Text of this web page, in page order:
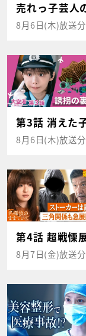
売れっ子芸人
8月6日(木)放送分
第3話 消えた
8月6日(木)放送分
第4話 超戦慄
8月7日(金)放送分